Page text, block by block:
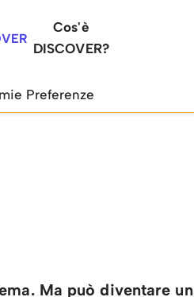
Cos'è
DISCOVER?
Preferenze
Ma può diventare un